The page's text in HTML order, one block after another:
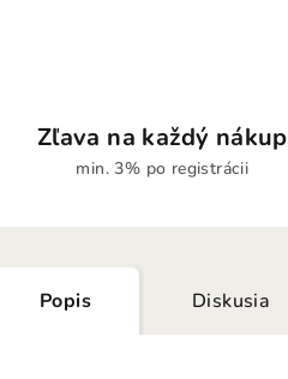
Zľava na každý nákup
min. 3% po registrácii
Popis Diskusia